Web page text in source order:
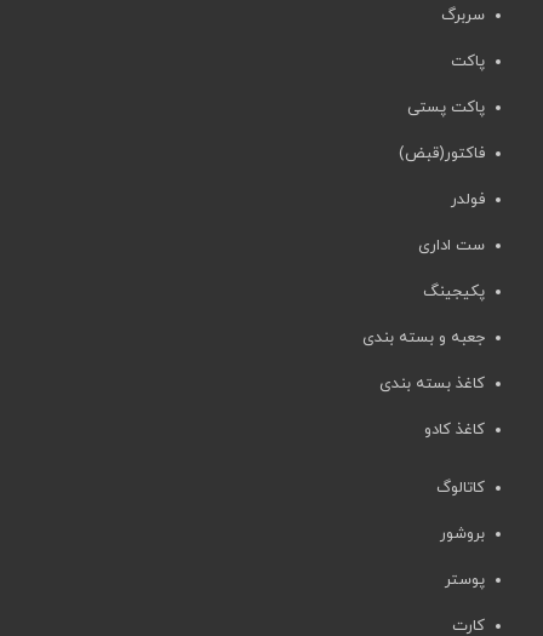
سربرگ
پاکت
پاکت پستی
فاکتور(قبض)
فولدر
ست اداری
پکیجینگ
جعبه و بسته بندی
کاغذ بسته بندی
کاغذ کادو
کاتالوگ
بروشور
پوستر
کارت